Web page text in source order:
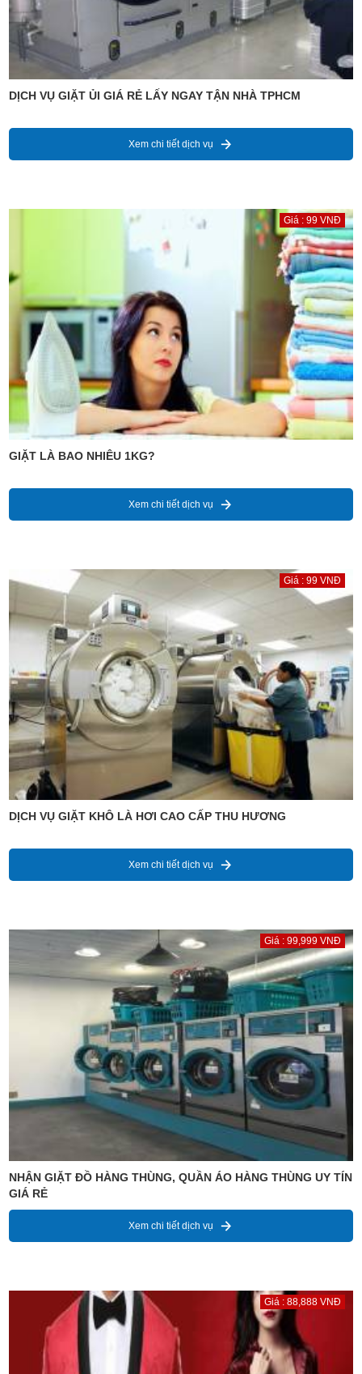
DỊCH VỤ GIẶT ỦI GIÁ RẺ LẤY NGAY TẬN NHÀ TPHCM
Xem chi tiết dịch vụ
Giá : 99 VNĐ
GIẶT LÀ BAO NHIÊU 1KG?
Xem chi tiết dịch vụ
Giá : 99 VNĐ
DỊCH VỤ GIẶT KHÔ LÀ HƠI CAO CẤP THU HƯƠNG
Xem chi tiết dịch vụ
Giá : 99,999 VNĐ
NHẬN GIẶT ĐỒ HÀNG THÙNG, QUẦN ÁO HÀNG THÙNG UY TÍN
GIÁ RẺ
Xem chi tiết dịch vụ
Giá : 88,888 VNĐ